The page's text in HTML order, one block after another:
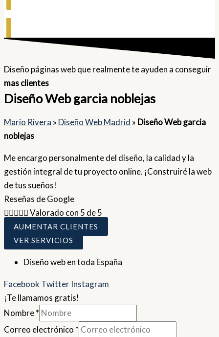
Diseño páginas web que realmente te ayuden a conseguir
mas clientes
Diseño Web garcia noblejas
Mario Rivera » Diseño Web Madrid » Diseño Web garcia
noblejas
Me encargo personalmente del diseño, la calidad y la
gestión integral de tu proyecto online. ¡Construiré la web
de tus sueños!
Reseñas de Google
Valorado con 5 de 5
AUMENTAR CLIENTES
VER SERVICIOS
Diseño web en toda España
Facebook Twitter Instagram
¡Te llamamos gratis!
Nombre*
Correo electrónico *